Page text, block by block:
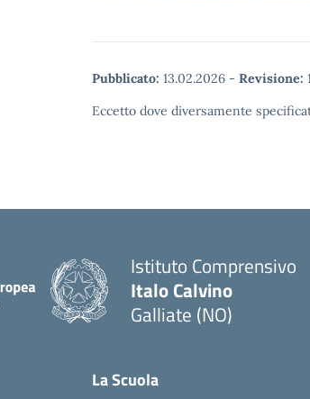
Pubblicato: 13.02.2026 - Revisione:
Eccetto dove diversamente
Istituto Comprensivo
Italo Calvino
Galliate (NO)
La Scuola